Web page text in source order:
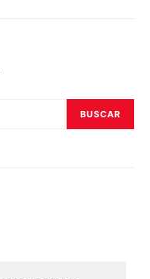
BUSCAR